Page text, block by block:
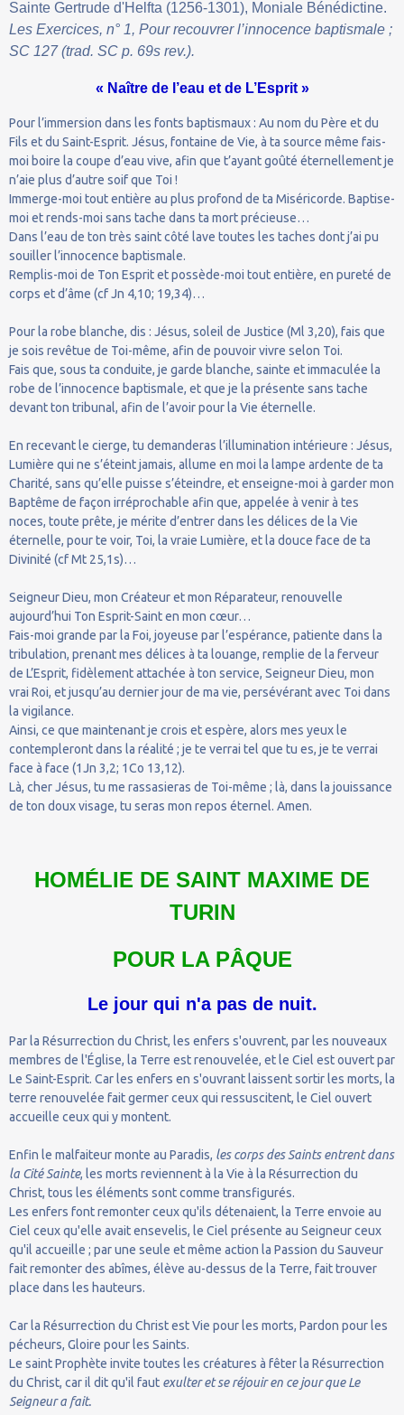
Sainte Gertrude d'Helfta (1256-1301), Moniale Bénédictine.
Les Exercices, n° 1, Pour recouvrer l’innocence baptismale ;
SC 127 (trad. SC p. 69s rev.).
« Naître de l’eau et de L’Esprit »
Pour l’immersion dans les fonts baptismaux : Au nom du Père et du
Fils et du Saint-Esprit. Jésus, fontaine de Vie, à ta source même fais-
moi boire la coupe d’eau vive, afin que t’ayant goûté éternellement je
n’aie plus d’autre soif que Toi !
Immerge-moi tout entière au plus profond de ta Miséricorde. Baptise-
moi et rends-moi sans tache dans ta mort précieuse…
Dans l’eau de ton très saint côté lave toutes les taches dont j’ai pu
souiller l’innocence baptismale.
Remplis-moi de Ton Esprit et possède-moi tout entière, en pureté de
corps et d’âme (cf Jn 4,10; 19,34)…
Pour la robe blanche, dis : Jésus, soleil de Justice (Ml 3,20), fais que
je sois revêtue de Toi-même, afin de pouvoir vivre selon Toi.
Fais que, sous ta conduite, je garde blanche, sainte et immaculée la
robe de l’innocence baptismale, et que je la présente sans tache
devant ton tribunal, afin de l’avoir pour la Vie éternelle.
En recevant le cierge, tu demanderas l’illumination intérieure : Jésus,
Lumière qui ne s’éteint jamais, allume en moi la lampe ardente de ta
Charité, sans qu’elle puisse s’éteindre, et enseigne-moi à garder mon
Baptême de façon irréprochable afin que, appelée à venir à tes
noces, toute prête, je mérite d’entrer dans les délices de la Vie
éternelle, pour te voir, Toi, la vraie Lumière, et la douce face de ta
Divinité (cf Mt 25,1s)…
Seigneur Dieu, mon Créateur et mon Réparateur, renouvelle
aujourd’hui Ton Esprit-Saint en mon cœur…
Fais-moi grande par la Foi, joyeuse par l’espérance, patiente dans la
tribulation, prenant mes délices à ta louange, remplie de la ferveur
de L’Esprit, fidèlement attachée à ton service, Seigneur Dieu, mon
vrai Roi, et jusqu’au dernier jour de ma vie, persévérant avec Toi dans
la vigilance.
Ainsi, ce que maintenant je crois et espère, alors mes yeux le
contempleront dans la réalité ; je te verrai tel que tu es, je te verrai
face à face (1Jn 3,2; 1Co 13,12).
Là, cher Jésus, tu me rassasieras de Toi-même ; là, dans la jouissance
de ton doux visage, tu seras mon repos éternel. Amen.
HOMÉLIE DE SAINT MAXIME DE
TURIN
POUR LA PÂQUE
Le jour qui n'a pas de nuit.
Par la Résurrection du Christ, les enfers s'ouvrent, par les nouveaux
membres de l'Église, la Terre est renouvelée, et le Ciel est ouvert par
Le Saint-Esprit. Car les enfers en s'ouvrant laissent sortir les morts, la
terre renouvelée fait germer ceux qui ressuscitent, le Ciel ouvert
accueille ceux qui y montent.
Enfin le malfaiteur monte au Paradis, les corps des Saints entrent dans
la Cité Sainte, les morts reviennent à la Vie à la Résurrection du
Christ, tous les éléments sont comme transfigurés.
Les enfers font remonter ceux qu'ils détenaient, la Terre envoie au
Ciel ceux qu'elle avait ensevelis, le Ciel présente au Seigneur ceux
qu'il accueille ; par une seule et même action la Passion du Sauveur
fait remonter des abîmes, élève au-dessus de la Terre, fait trouver
place dans les hauteurs.
Car la Résurrection du Christ est Vie pour les morts, Pardon pour les
pécheurs, Gloire pour les Saints.
Le saint Prophète invite toutes les créatures à fêter la Résurrection
du Christ, car il dit qu'il faut exulter et se réjouir en ce jour que Le
Seigneur a fait.